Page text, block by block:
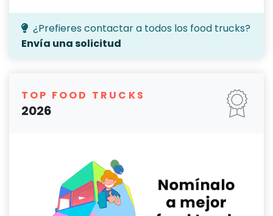
¿Prefieres contactar a todos los food trucks?
Envía una solicitud
TOP FOOD TRUCKS
2026